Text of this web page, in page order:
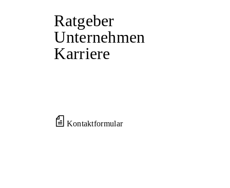
Ratgeber
Unternehmen
Karriere
Kontaktformular